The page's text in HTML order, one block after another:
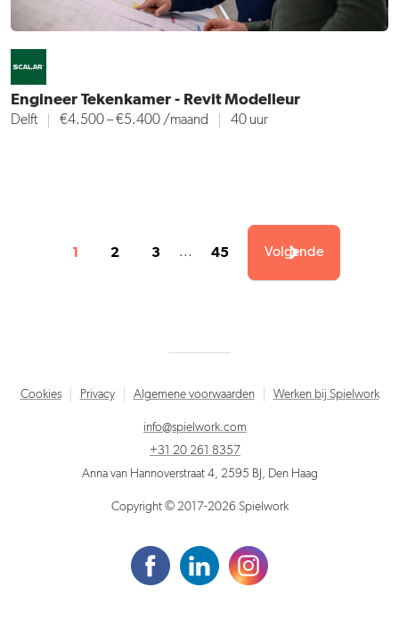
Engineer Tekenkamer - Revit Modelleur
Delft €4.500 – €5.400 /maand 40 uur
1 2 3 ... 45 Volgende
Cookies Privacy Algemene voorwaarden Werken bij Spielwork
info@spielwork.com
+31 20 261 8357
Anna van Hannoverstraat 4, 2595 BJ, Den Haag
Copyright © 2017-2026 Spielwork